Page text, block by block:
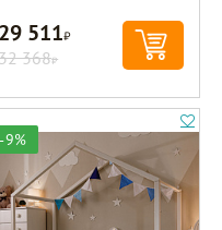
29 511Р
368Р
-9%